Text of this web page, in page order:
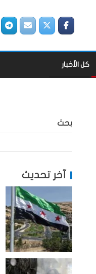
كل الأخبار
بحث
آخر تحديث